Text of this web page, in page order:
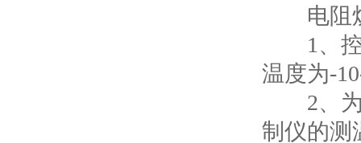
电阻炉
1、控
温度为-
2、为
制仪的测